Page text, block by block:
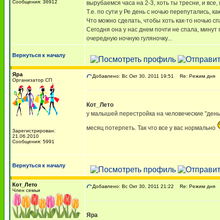
Сообщения: 36912
вырубаемся часа на 2-3, хоть ты тресни, и
Т.е. по сути у Ре день с ночью перепутались,
Что можно сделать, чтобы хоть как-то ночью
Сегодня она у нас днем почти не спала,
очередную ночную гуляночку...
Вернуться к началу
Яра
Организатор СП
Зарегистрирован:
21.06.2010
Сообщения: 5991
Добавлено: Вс Окт 30, 2011 19:51 Re: Режим дня
Кот_Лето
у малышей перестройка на человеческие
месяц потерпеть. Так что все у вас нормально
Вернуться к началу
Кот_Лето
Член семьи
Добавлено: Вс Окт 30, 2011 21:22 Re: Режим дня
Яра